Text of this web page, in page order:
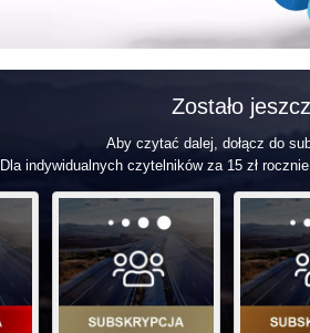
Zostało
Aby czytać dalej, dołącz do
Dla indywidualnych czytelników za 15 zł